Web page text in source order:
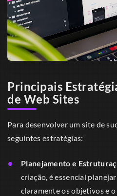
Principais
de Web Sites
Para desenvolver um site de
seguintes estratégias:
Planejamento e
criação, é essencial
claramente os objetivos e